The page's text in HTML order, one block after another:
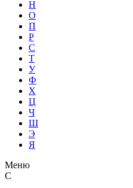
Н
О
П
Р
С
Т
У
Ф
Х
Ц
Ч
Ш
Э
Я
Меню
С